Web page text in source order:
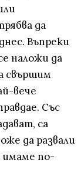
да
Въпреки
наложи да
свършим
вече
Със
са
да развали
имаме по-